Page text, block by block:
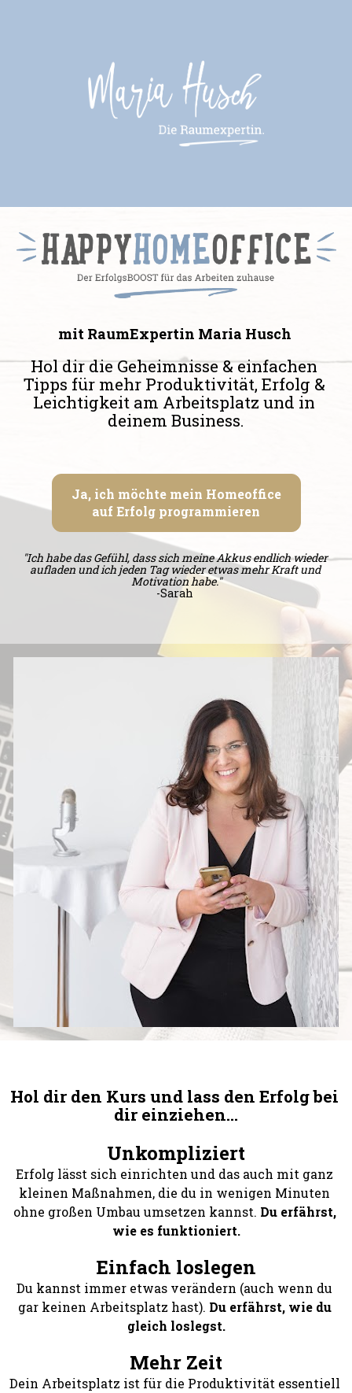
mit RaumExpertin Maria Husch
Hol dir die Geheimnisse & einfachen
Tipps für mehr Produktivität, Erfolg &
Leichtigkeit am Arbeitsplatz und in
deinem Business.
Ja, ich möchte mein Homeoffice
auf Erfolg programmieren
"Ich habe das Gefühl, dass sich meine Akkus endlich wieder
aufladen und ich jeden Tag wieder etwas mehr Kraft und
Motivation habe."
-Sarah
Hol dir den Kurs und lass den Erfolg bei
dir einziehen...
Unkompliziert
Erfolg lässt sich einrichten und das auch mit ganz
kleinen Maßnahmen, die du in wenigen Minuten
ohne großen Umbau umsetzen kannst. Du erfährst,
wie es funktioniert.
Einfach loslegen
Du kannst immer etwas verändern (auch wenn du
gar keinen Arbeitsplatz hast). Du erfährst, wie du
gleich loslegst.
Mehr Zeit
Dein Arbeitsplatz ist für die Produktivität essentiell